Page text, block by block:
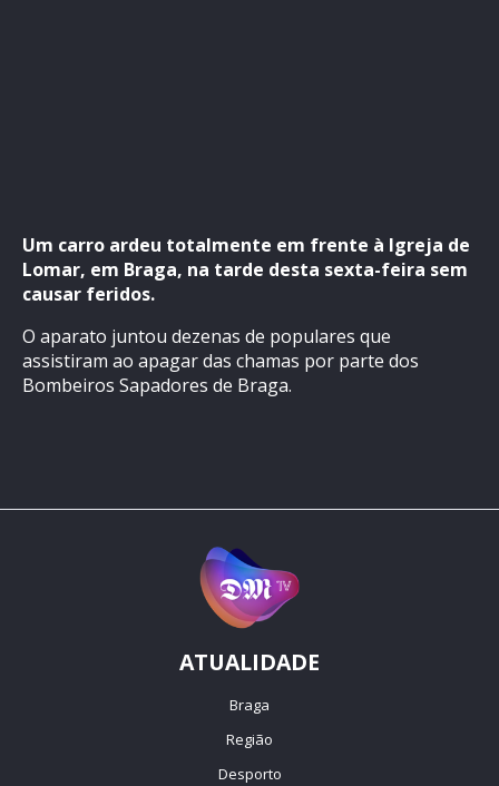
Um carro ardeu totalmente em frente à Igreja de
Lomar, em Braga, na tarde desta sexta-feira sem
causar feridos.
O aparato juntou dezenas de populares que
assistiram ao apagar das chamas por parte dos
Bombeiros Sapadores de Braga.
ATUALIDADE
Braga
Região
Desporto